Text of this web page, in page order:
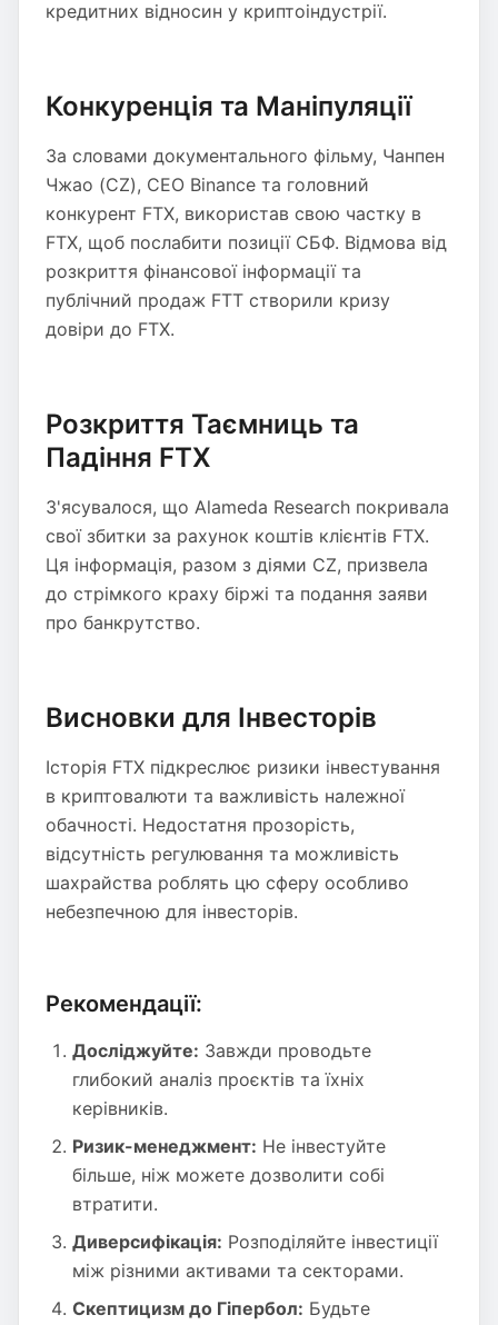
кредитних відносин у криптоіндустрії.
Конкуренція та Маніпуляції
За словами документального фільму, Чанпен
Чжао (CZ), CEO Binance та головний
конкурент FTX, використав свою частку в
FTX, щоб послабити позиції СБФ. Відмова від
розкриття фінансової інформації та
публічний продаж FTT створили кризу
довіри до FTX.
Розкриття Таємниць та
Падіння FTX
З'ясувалося, що Alameda Research покривала
свої збитки за рахунок коштів клієнтів FTX.
Ця інформація, разом з діями CZ, призвела
до стрімкого краху біржі та подання заяви
про банкрутство.
Висновки для Інвесторів
Історія FTX підкреслює ризики інвестування
в криптовалюти та важливість належної
обачності. Недостатня прозорість,
відсутність регулювання та можливість
шахрайства роблять цю сферу особливо
небезпечною для інвесторів.
Рекомендації:
Досліджуйте: Завжди проводьте
глибокий аналіз проєктів та їхніх
керівників.
Ризик-менеджмент: Не інвестуйте
більше, ніж можете дозволити собі
втратити.
Диверсифікація: Розподіляйте інвестиції
між різними активами та секторами.
Скептицизм до Гіпербол: Будьте